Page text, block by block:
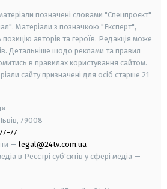
позначені словами "Спецпроєкт"
Матеріали з позначкою "Експерт",
авторів та героїв. Редакція може
Детальніше щодо реклами та правил
в правилах користування сайтом.
сайту призначені для осіб старше 21
79008
77
— legal@24tv.com.ua
в Реєстрі суб'єктів у сфері медіа —